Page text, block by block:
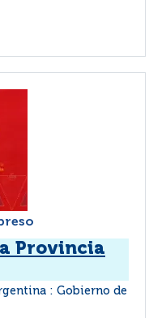
Provincia
: Gobierno de